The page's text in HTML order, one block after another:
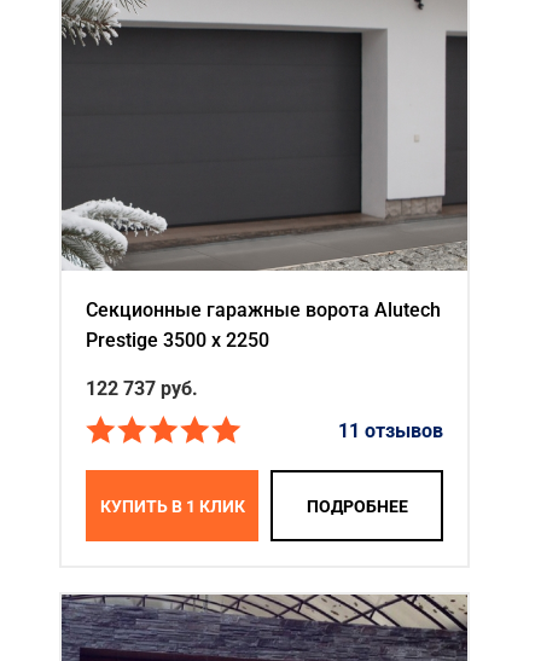
Секционные гаражные ворота Alutech
Prestige 3500 х 2250
122 737 руб.
11 отзывов
КУПИТЬ В 1 КЛИК ПОДРОБНЕЕ